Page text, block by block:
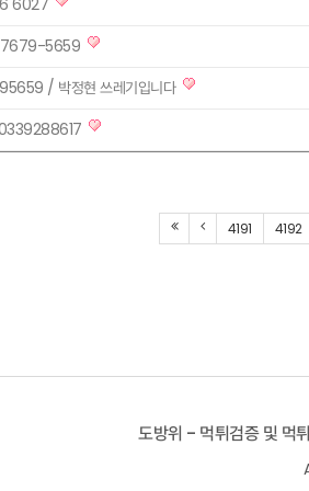
6027
7679-5659
/ 박정현 쓰레기입니다
4191 4192
도방위 - 먹튀검증 및 먹